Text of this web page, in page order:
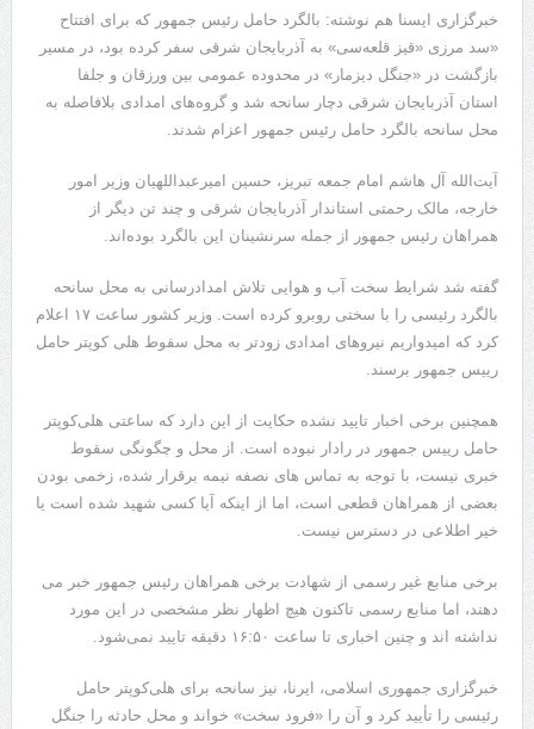
خبرگزاری ایسنا هم نوشته: بالگرد حامل رئیس جمهور که برای افتتاح
«سد مرزی «قیز قلعه‌سی» به آذربایجان شرقی سفر کرده بود، در مسیر
بازگشت در «جنگل دیزمار» در محدوده عمومی بین ورزقان و جلفا
استان آذربایجان شرقی دچار سانحه شد و گروه‌های امدادی بلافاصله به
محل سانحه بالگرد حامل رئیس جمهور اعزام شدند.
آیت‌الله آل هاشم امام جمعه تبریز، حسین امیرعبداللهیان وزیر امور
خارجه، مالک رحمتی استاندار آذربایجان شرقی و چند تن دیگر از
همراهان رئیس جمهور از جمله سرنشینان این بالگرد بوده‌اند.
گفته شد شرایط سخت آب و هوایی تلاش امدادرسانی به محل سانحه
بالگرد رئیسی را با سختی روبرو کرده است. وزیر کشور ساعت ۱۷ اعلام
کرد که امیدواریم نیروهای امدادی زودتر به محل سقوط هلی کوپتر حامل
رییس جمهور برسند.
همچنین برخی اخبار تایید نشده حکایت از این دارد که ساعتی هلی‌کوپتر
حامل رییس جمهور در رادار نبوده است. از محل و چگونگی سقوط
خبری نیست، با توجه به تماس های نصفه نیمه برقرار شده، زخمی بودن
بعضی از همراهان قطعی است، اما از اینکه آیا کسی شهید شده است یا
خیر اطلاعی در دسترس نیست.
برخی منابع غیر رسمی از شهادت برخی همراهان رئیس جمهور خبر می
دهند، اما منابع رسمی تاکنون هیچ اظهار نظر مشخصی در این مورد
نداشته اند و چنین اخباری تا ساعت ١۶:۵٠ دقیقه تایید نمی‌شود.
خبرگزاری جمهوری اسلامی، ایرنا، نیز سانحه برای هلی‌کوپتر حامل
رئیسی را تأیید کرد و آن را «فرود سخت» خواند و محل حادثه را جنگل